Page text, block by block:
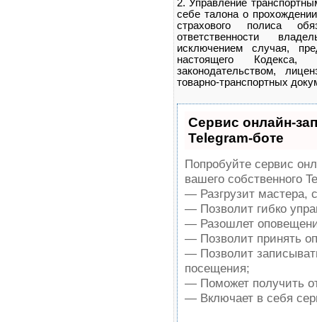
2. Управление
себе талона о прохождении
страхового полиса
ответственности
исключением случая,
настоящего
законодательством,
товарно-транспортных
Сервис онлайн-
Telegram-боте
Попробуйте сервис
вашего собственного
— Разгрузит мастера,
— Позволит гибко
— Разошлет
— Позволит принять
— Позволит
посещения;
— Поможет получить
— Включает в себя